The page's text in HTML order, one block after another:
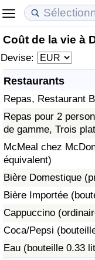
Coût de la vie à
Devise:
Restaurants
Repas, Restaurant
Repas pour 2
de gamme, Trois
McMeal chez
équivalent)
Bière Domestique
Bière Importée
Cappuccino
Coca/Pepsi
Eau (bouteille 0.33
Coût de la vie
Indice du Coût de
Indice du coût de
à Akaba
Prix de l'immobilier
Indice des Prix de
Indice des Prix de
Qualité de Vie
Indice de Qualité
Indice de qualité
Criminalité
Indice de
Indice de
Indice de